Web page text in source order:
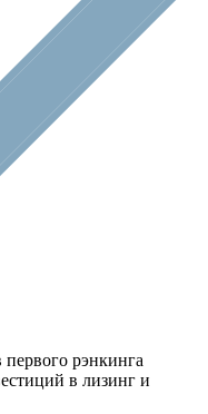
рэнкинга
в лизинг и